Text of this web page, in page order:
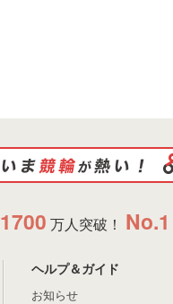
1700 万人突破！ No.1
ヘルプ＆ガイド
お知らせ